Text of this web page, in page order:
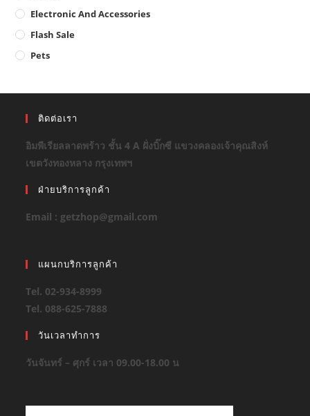
Electronic And Accessories
Flash Sale
Pets
ติดต่อเรา
อิมพีเรียลลาดพร้าว ชั้น 4 A ฝั่งบิ๊กซี แขวงคลองเจ้าคุณสิงห์
เขตวังทองหลาง กรุงเทพฯ
ฝ่ายบริการลูกค้า
Email : getzhop@gmail.com
แผนกบริการลูกค้า
Tel. 02-934-8999
Tel. 088-625-7888
วันเวลาทำการ
วันจันทร์ – ศุกร์ เวลา 09.00-18.00 น